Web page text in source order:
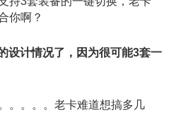
你啊？
设计情况了，因为很可能3套一
。。。。老卡难道想搞多几